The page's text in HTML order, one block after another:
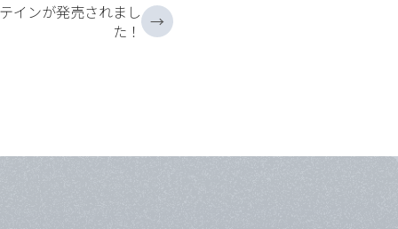
インが発売されまし
た！
→